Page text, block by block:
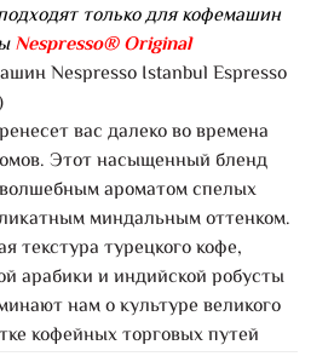
только для кофемашин
Nespresso® Original
Nespresso Istanbul Espresso
вас далеко во времена
Этот насыщенный бленд
ароматом спелых
миндальным оттенком.
текстура турецкого кофе,
арабики и индийской робусты
нам о культуре великого
кофейных торговых путей